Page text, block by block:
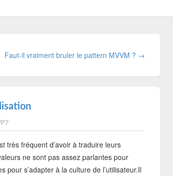
Faut-il vraiment bruler le pattern MVVM ? →
très fréquent d’avoir à traduire leurs
ne sont pas assez parlantes pour
pour s’adapter à la culture de l’utilisateur.Il